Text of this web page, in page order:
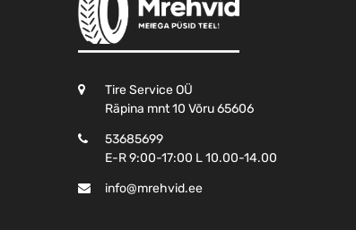
Tire Service OÜ
Räpina mnt 10 Võru 65606
53685699
E-R 9:00-17:00 L 10.00-14.00
info@mrehvid.ee